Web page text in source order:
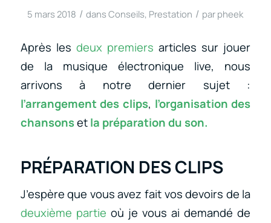
5 mars 2018 / dansConseils, Prestation / par pheek
Après les deux premiers articles sur jouer
de la musique électronique live, nous
arrivons à notre dernier sujet :
l’arrangement des clips, l’organisation des
chansonsetla préparation du son.
PRÉPARATION DES CLIPS
J’espère que vous avez fait vos devoirs de la
deuxième partie où je vous ai demandé de